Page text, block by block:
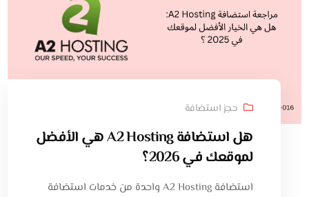
حجز استضافة
هل استضافة A2 Hosting هي الأفضل
لموقعك في 2026؟
استضافة A2 Hosting واحدة من خدمات استضافة